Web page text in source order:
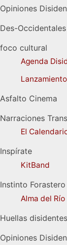
Opiniones
Des-Occidentales
foco cultural
Agenda
Asfalto Cinema
Narraciones
El
Inspírate
KitBand
Instinto Forastero
Alma del Río
Huellas disidentes
Opiniones